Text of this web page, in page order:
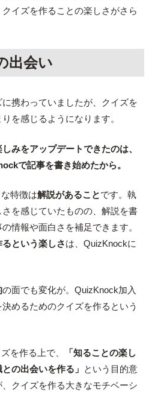
イズを作ることの楽しさがさら
出会い
携わっていましたが、クイズを
を感じるようになります。
みをアップデートできたのは、
で記事を書き始めたから。
特徴は解説があることです。執
を感じていたものの、解説を書
情報や面白さを補足できます。
という楽しさは、QuizKnockに
の面でも変化が。QuizKnock加入
めるためのクイズを作るという
を作る上で、
「知ることの楽し
の出会いを作る」 という目的意
クイズを作る大きなモチベーシ